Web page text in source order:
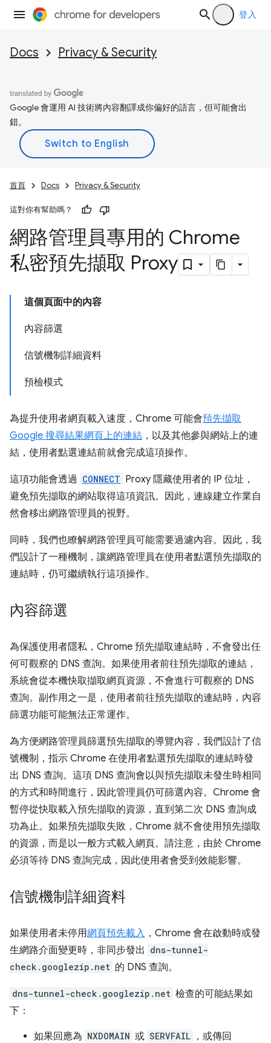
登入
Docs Privacy & Security
Google 會運用 AI 技術將內容翻譯成你偏好的語言，但可能會出
錯。
首頁 Docs Privacy & Security
這對你有幫助嗎？
網路管理員專用的 Chrome
私密預先擷取 Proxy
這個頁面中的內容
內容篩選
信號機制詳細資料
預檢模式
為提升使用者網頁載入速度，Chrome 可能會預先擷取
Google 搜尋結果網頁上的連結 ，以及其他參與網站上的連
結，使用者點選連結前就會完成這項操作。
這項功能會透過 CONNECT Proxy 隱藏使用者的 IP 位址，
避免預先擷取的網站取得這項資訊。因此，連線建立作業自
然會移出網路管理員的視野。
同時，我們也瞭解網路管理員可能需要過濾內容。因此，我
們設計了一種機制，讓網路管理員在使用者點選預先擷取的
連結時，仍可繼續執行這項操作。
內容篩選
為保護使用者隱私，Chrome 預先擷取連結時，不會發出任
何可觀察的 DNS 查詢。如果使用者前往預先擷取的連結，
系統會從本機快取擷取網頁資源，不會進行可觀察的 DNS
查詢。副作用之一是，使用者前往預先擷取的連結時，內容
篩選功能可能無法正常運作。
為方便網路管理員篩選預先擷取的導覽內容，我們設計了信
號機制，指示 Chrome 在使用者點選預先擷取的連結時發
出 DNS 查詢。這項 DNS 查詢會以與預先擷取未發生時相同
的方式和時間進行，因此管理員仍可篩選內容。Chrome 會
暫停從快取載入預先擷取的資源，直到第二次 DNS 查詢成
功為止。如果預先擷取失敗，Chrome 就不會使用預先擷取
的資源，而是以一般方式載入網頁。請注意，由於 Chrome
必須等待 DNS 查詢完成，因此使用者會受到效能影響。
信號機制詳細資料
如果使用者未停用網頁預先載入 ，Chrome 會在啟動時或發
生網路介面變更時，非同步發出 dns-tunnel-
check.googlezip.net 的 DNS 查詢。
dns-tunnel-check.googlezip.net 檢查的可能結果如
下：
如果回應為 NXDOMAIN 或 SERVFAIL ，或傳回